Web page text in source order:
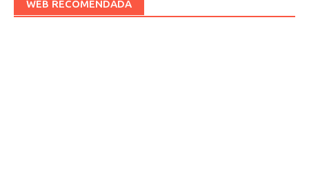
WEB RECOMENDADA